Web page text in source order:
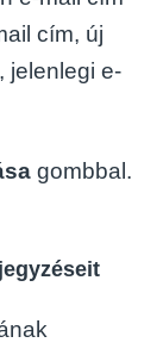
cím, új
jelenlegi e-
gombbal.